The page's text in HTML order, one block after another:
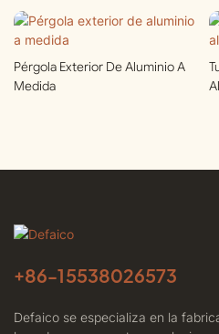
Pérgola Exterior De Aluminio A
Medida
+86-15538026573
Defaico se especializa en la